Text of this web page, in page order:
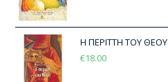
Η ΠΕΡΙΤΤΗ ΤΟΥ ΘΕΟΥ
€18.00